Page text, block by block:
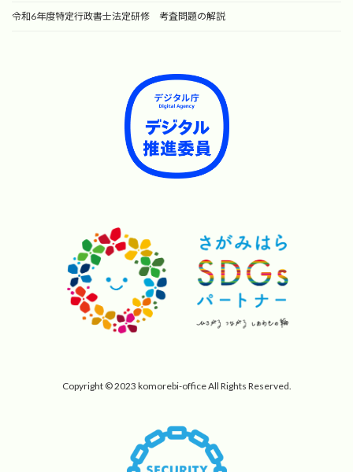
令和6年度特定行政書士法定研修 考査問題の解説
Copyright © 2023 komorebi-office All Rights Reserved.